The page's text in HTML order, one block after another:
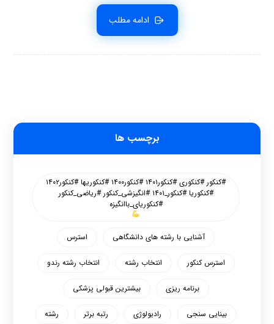
ادامه مطلب
برچسب ها
#کنکور #کنکوری #کنکور۱۴۰۱ #کنکور۱۴۰۰ #کنکوریها #کنکور۱۴۰۲
#کنکوریا #کنکور_۱۴۰۱ #انگیزشی_کنکور #ریاضی_کنکور
#کنکوریای_باانگیزه
آشنایی با رشته های دانشگاهی استرس
استرس کنکور انتخاب رشته انتخاب رشته رندو
برنامه ریزی بیشترین قبولی پزشکی
بینایی سنجی رادیولوژی رتبه برتر رشته